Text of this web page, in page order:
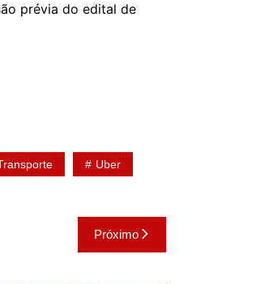
prévia do edital de
Uber
Próximo